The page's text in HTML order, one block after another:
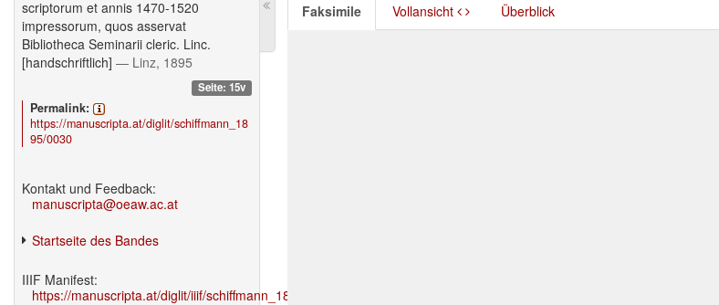
scriptorum et annis 1470-1520
impressorum, quos asservat
Bibliotheca Seminarii cleric. Linc.
[handschriftlich] — Linz, 1895
Seite: 15v
Permalink:
https://manuscripta.at/diglit/schiffmann_18
95/0030
Kontakt und Feedback:
manuscripta@oeaw.ac.at
Startseite des Bandes
IIIF Manifest:
https://manuscripta.at/diglit/iiif/schiffmann_1895/manifest.json
Faksimile Vollansicht Überblick